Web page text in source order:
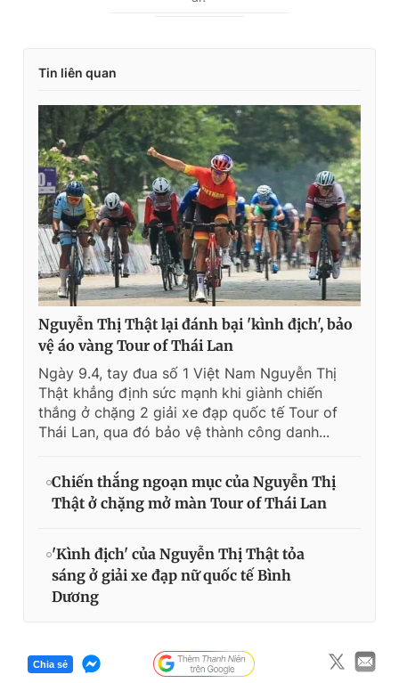
t
T
i
m
e
o
Tin liên quan
Nguyễn Thị Thật lại đánh bại 'kình địch', bảo
vệ áo vàng Tour of Thái Lan
Ngày 9.4, tay đua số 1 Việt Nam Nguyễn Thị
Thật khẳng định sức mạnh khi giành chiến
thắng ở chặng 2 giải xe đạp quốc tế Tour of
Thái Lan, qua đó bảo vệ thành công danh...
Chiến thắng ngoạn mục của Nguyễn Thị
Thật ở chặng mở màn Tour of Thái Lan
'Kình địch' của Nguyễn Thị Thật tỏa
sáng ở giải xe đạp nữ quốc tế Bình
Dương
Chia sẻ